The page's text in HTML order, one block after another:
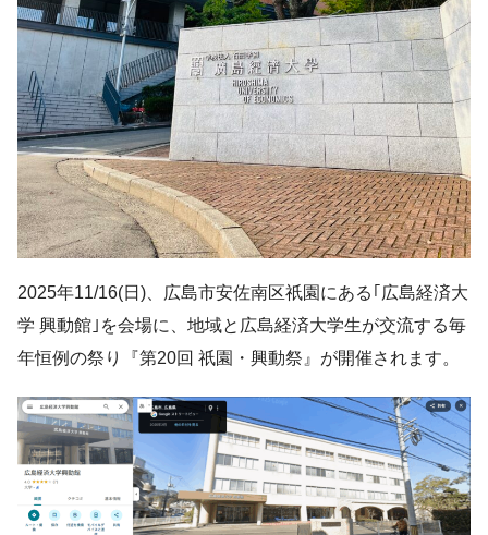
2025年11/16(日)、広島市安佐南区祇園にある｢広島経済大
学 興動館｣を会場に、地域と広島経済大学生が交流する毎
年恒例の祭り『第20回 祇園・興動祭』が開催されます。